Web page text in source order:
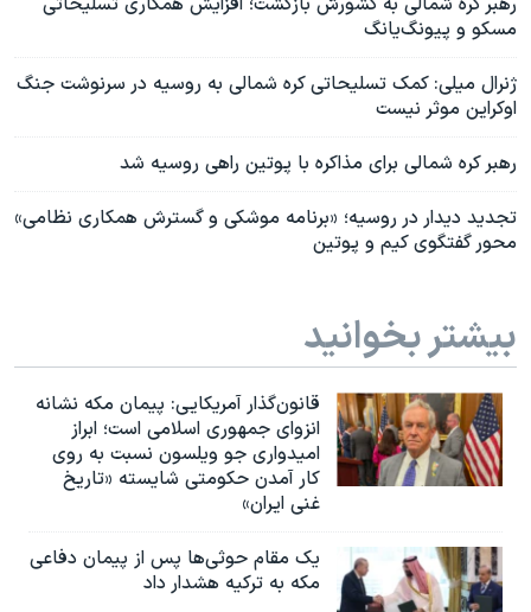
مسکو و پیونگ‌یانگ
ژنرال میلی: کمک تسلیحاتی کره شمالی به روسیه در سرنوشت جنگ
اوکراین موثر نیست
رهبر کره شمالی برای مذاکره با پوتین راهی روسیه شد
تجدید دیدار در روسیه؛ «برنامه موشکی و گسترش همکاری نظامی»
محور گفتگوی کیم و پوتین
بیشتر بخوانید
قانون‌گذار آمریکایی: پیمان مکه نشانه
انزوای جمهوری اسلامی است؛ ابراز
امیدواری جو ویلسون نسبت به روی
کار آمدن حکومتی شایسته «تاریخ
غنی ایران»
یک مقام حوثی‌ها پس از پیمان دفاعی
مکه به ترکیه هشدار داد